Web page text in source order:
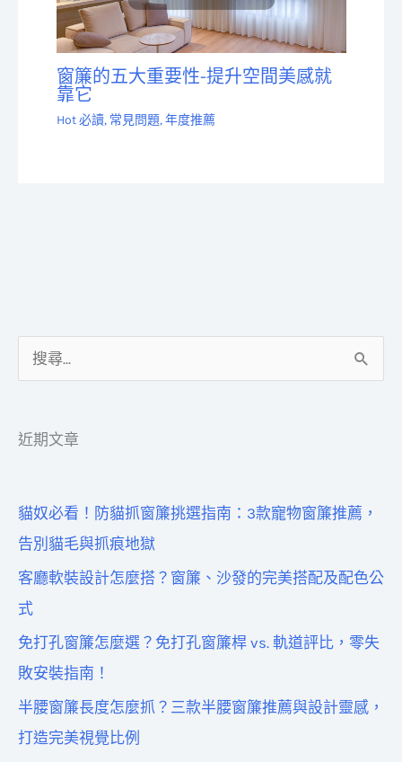
窗簾的五大重要性-提升空間美感就
靠它
Hot 必讀, 常見問題,年度推薦
:
近期文章
貓奴必看！防貓抓窗簾挑選指南：3款寵物窗簾推薦，
告別貓毛與抓痕地獄
客廳軟裝設計怎麼搭？窗簾、沙發的完美搭配及配色公
式
免打孔窗簾怎麼選？免打孔窗簾桿 vs. 軌道評比，零失
敗安裝指南！
半腰窗簾長度怎麼抓？三款半腰窗簾推薦與設計靈感，
打造完美視覺比例